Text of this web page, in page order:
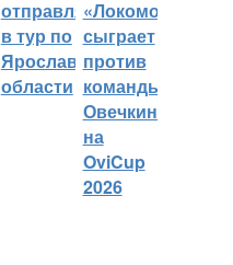
отправляется
в тур по
Ярославской
области
«Локомотива»
сыграет
против
команды
Овечкина
на
OviCup
2026